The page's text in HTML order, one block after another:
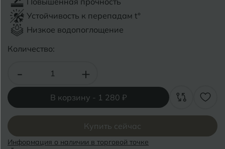
Устойчивость к перепадам t°
Низкое водопоглощение
Количество:
- +
В корзину - 1 280 ₽
Купить сейчас
Информация о наличии в торговой точке
В Великий Новгород
Владимир
Волгоград
Волгодонск
Вологда
Воронеж
Воткинск
Саратов
Сосновый Бор
Сочи